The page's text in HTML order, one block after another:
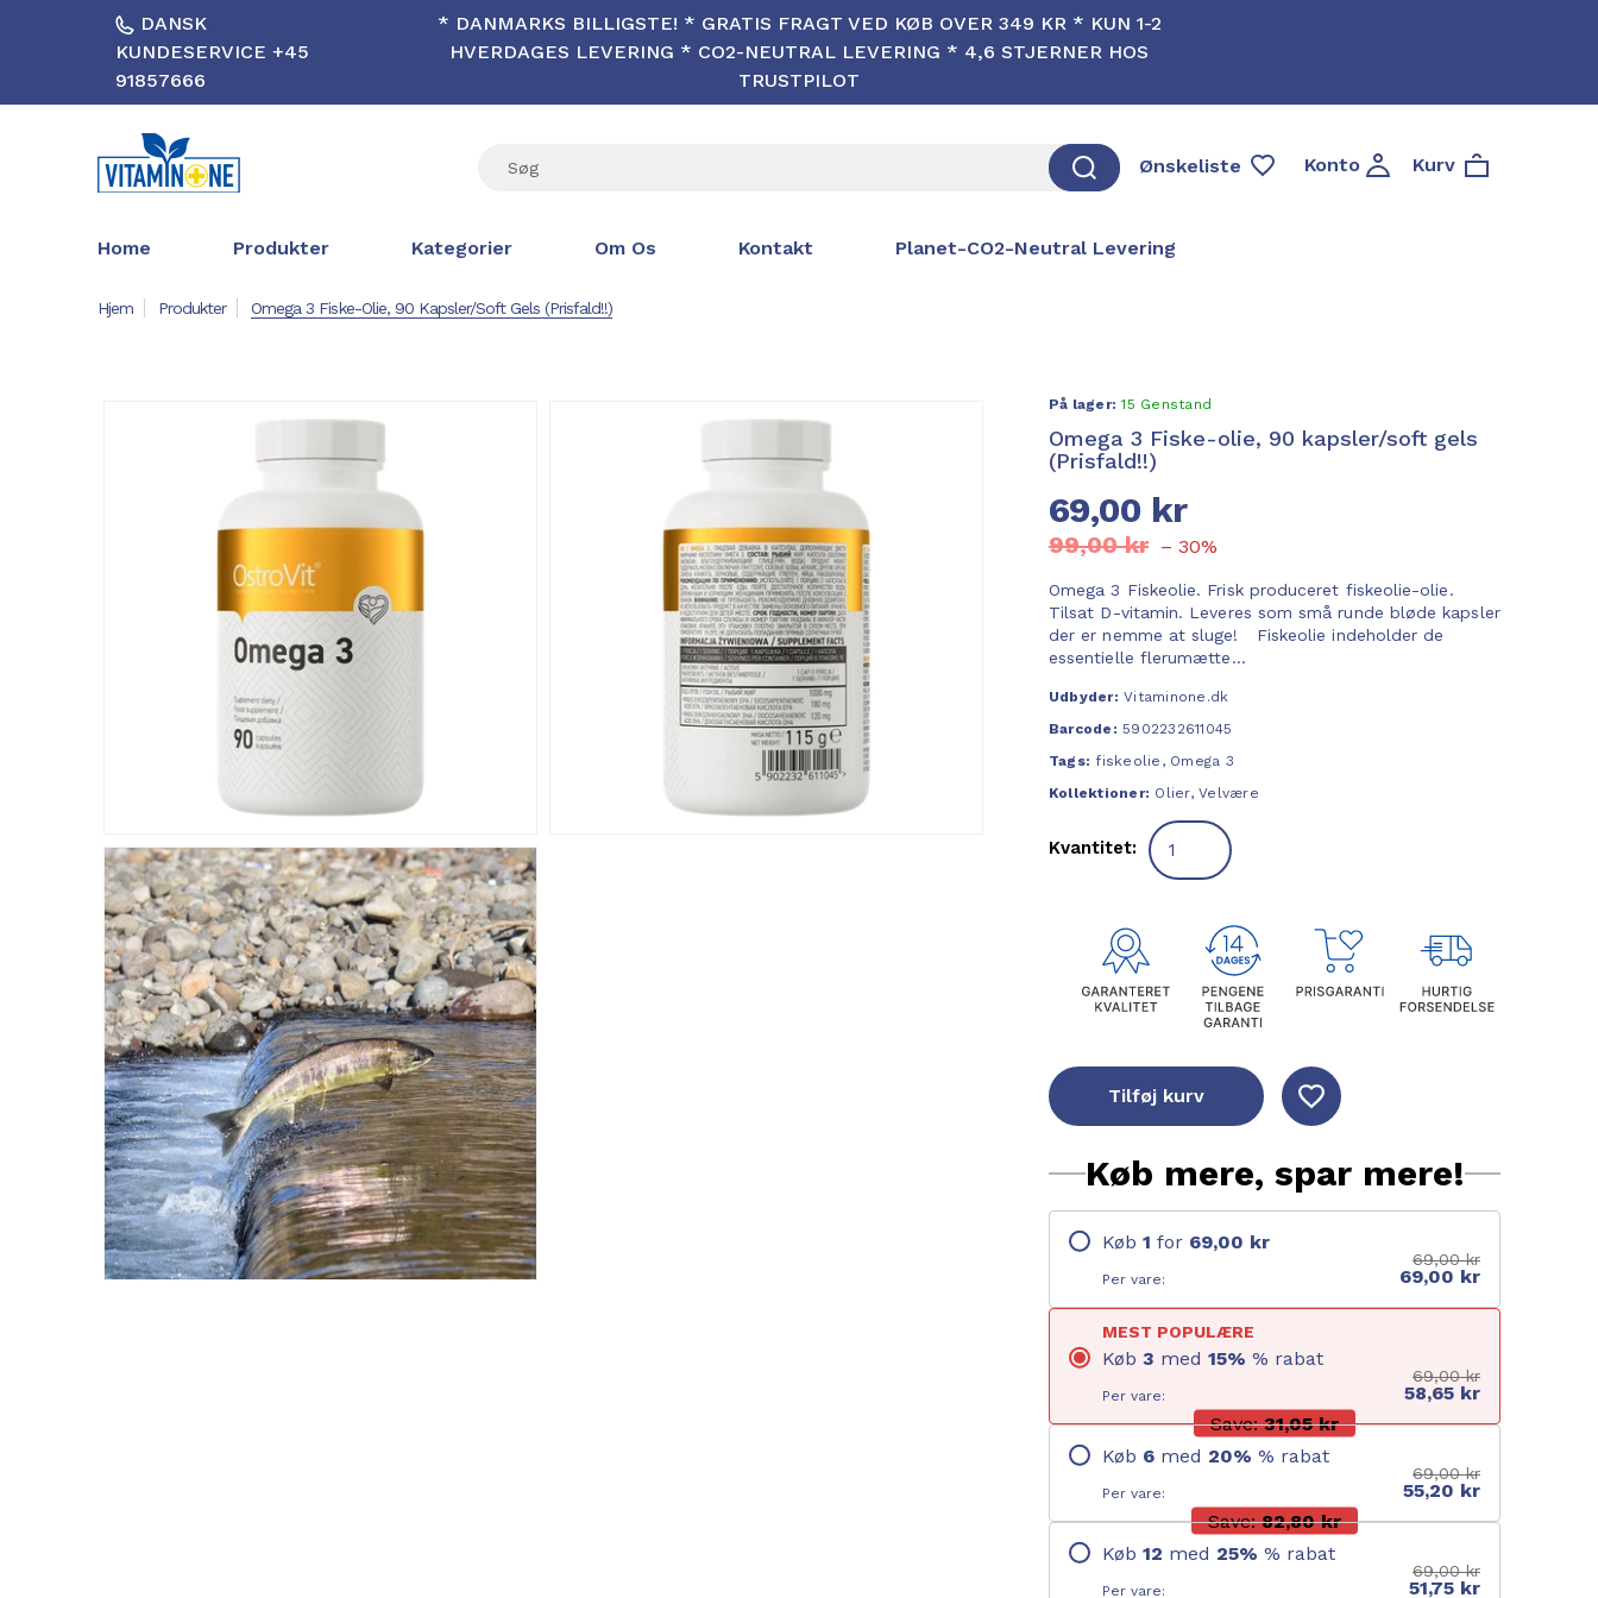
DANSK
KUNDESERVICE +45
91857666
* DANMARKS BILLIGSTE! * GRATIS FRAGT VED KØB OVER 349 KR * KUN 1-2
HVERDAGES LEVERING * CO2-NEUTRAL LEVERING * 4,6 STJERNER HOS
TRUSTPILOT
Ønskeliste Konto Kurv
Home Produkter Kategorier Om Os Kontakt Planet-CO2-Neutral Levering
Hjem Produkter Omega 3 Fiske-Olie, 90 Kapsler/soft Gels (Prisfald!!)
På lager: 15 Genstand
Omega 3 Fiske-olie, 90 kapsler/soft gels
(Prisfald!!)
69,00 kr
99,00 kr – 30%
Omega 3 Fiskeolie. Frisk produceret fiskeolie-olie.
Tilsat D-vitamin. Leveres som små runde bløde kapsler
der er nemme at sluge! Fiskeolie indeholder de
essentielle flerumætte...
Udbyder: Vitaminone.dk
Barcode: 5902232611045
Tags: fiskeolie , Omega 3
Kollektioner: Olier,Velvære
Kvantitet:
Tilføj kurv
Køb mere, spar mere!
Køb 1 for 69,00 kr
Per vare:
69,00 kr
69,00 kr
MEST POPULÆRE
Køb 3 med 15% % rabat
Per vare:
69,00 kr
58,65 kr
Save: 31,05 kr
Køb 6 med 20% % rabat
Per vare:
69,00 kr
55,20 kr
Save: 82,80 kr
Køb 12 med 25% % rabat
Per vare:
69,00 kr
51,75 kr